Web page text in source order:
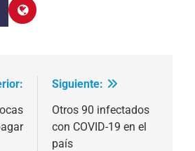
Siguiente:
Otros 90 infectados
con COVID-19 en el
país